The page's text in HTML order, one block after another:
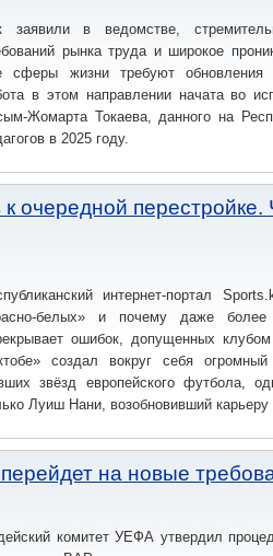
заявили в ведомстве,
рынка труда и широкое
сферы жизни требуют обновления
в этом направлении начата во
Жомарта Токаева, данного на
в 2025 году.
очередной перестройке.
интернет-портал
белых» и почему даже
ошибок, допущенных
создал вокруг себя
звёзд европейского футбола,
Луиш Нани, возобновивший
на новые
комитет УЕФА утвердил